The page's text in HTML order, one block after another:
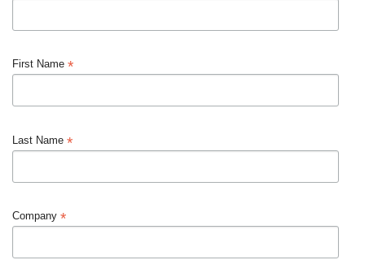
First Name *
Last Name *
Company *